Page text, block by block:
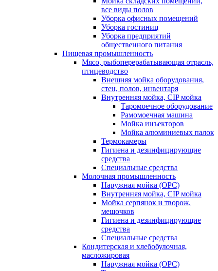
все виды полов
Уборка офисных помещений
Уборка гостиниц
Уборка предприятий
общественного питания
Пищевая промышленность
Мясо, рыбоперерабатывающая отрасль,
птицеводство
Внешняя мойка оборудования,
стен, полов, инвентаря
Внутренняя мойка, CIP мойка
Таромоечное оборудование
Рамомоечная машина
Мойка инъекторов
Мойка алюминиевых палок
Термокамеры
Гигиена и дезинфицирующие
средства
Специальные средства
Молочная промышленность
Наружная мойка (ОРС)
Внутренняя мойка, CIP мойка
Мойка серпянок и творож.
мешочков
Гигиена и дезинфицирующие
средства
Специальные средства
Кондитерская и хлебобулочная,
масложировая
Наружная мойка (ОРС)